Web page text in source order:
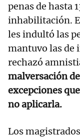
penas de hasta
inhabilitación.
les indultó las
mantuvo las de
rechazó
malversación
excepciones
no aplicarla.
Los